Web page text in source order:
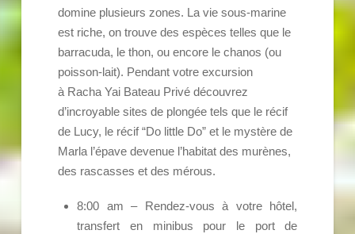
domine plusieurs zones. La vie sous-marine
est riche, on trouve des espèces telles que le
barracuda, le thon, ou encore le chanos (ou
poisson-lait). Pendant votre excursion
à Racha Yai Bateau Privé découvrez
d’incroyable sites de plongée tels que le récif
de Lucy, le récif “Do little Do” et le mystère de
Marla l’épave devenue l’habitat des murènes,
des rascasses et des mérous.
8:00 am – Rendez-vous à votre hôtel,
transfert en minibus pour le port de